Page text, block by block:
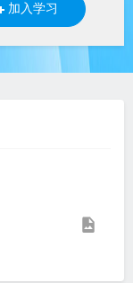
加入学习